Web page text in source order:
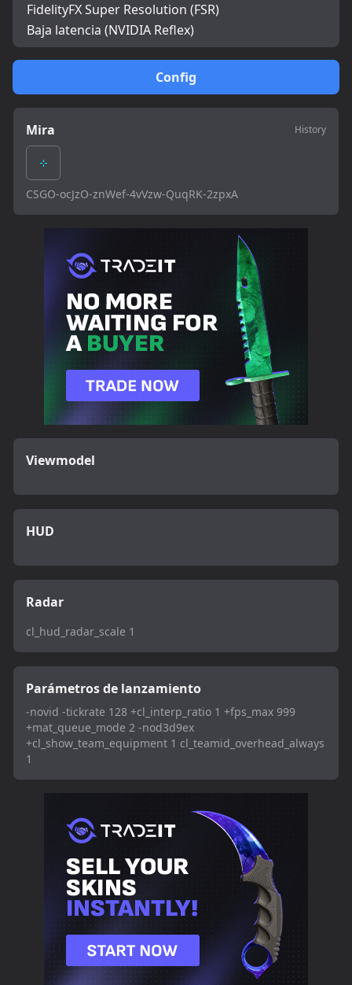
Config
Mira History
CSGO-ocJzO-znWef-4vVzw-QuqRK-2zpxA
Viewmodel
HUD
Radar
cl_hud_radar_scale 1
Parámetros de lanzamiento
-novid -tickrate 128 +cl_interp_ratio 1 +fps_max 999
+mat_queue_mode 2 -nod3d9ex
+cl_show_team_equipment 1 cl_teamid_overhead_always
1
FidelityFX Super Resolution (FSR)
Baja latencia (NVIDIA Reflex)